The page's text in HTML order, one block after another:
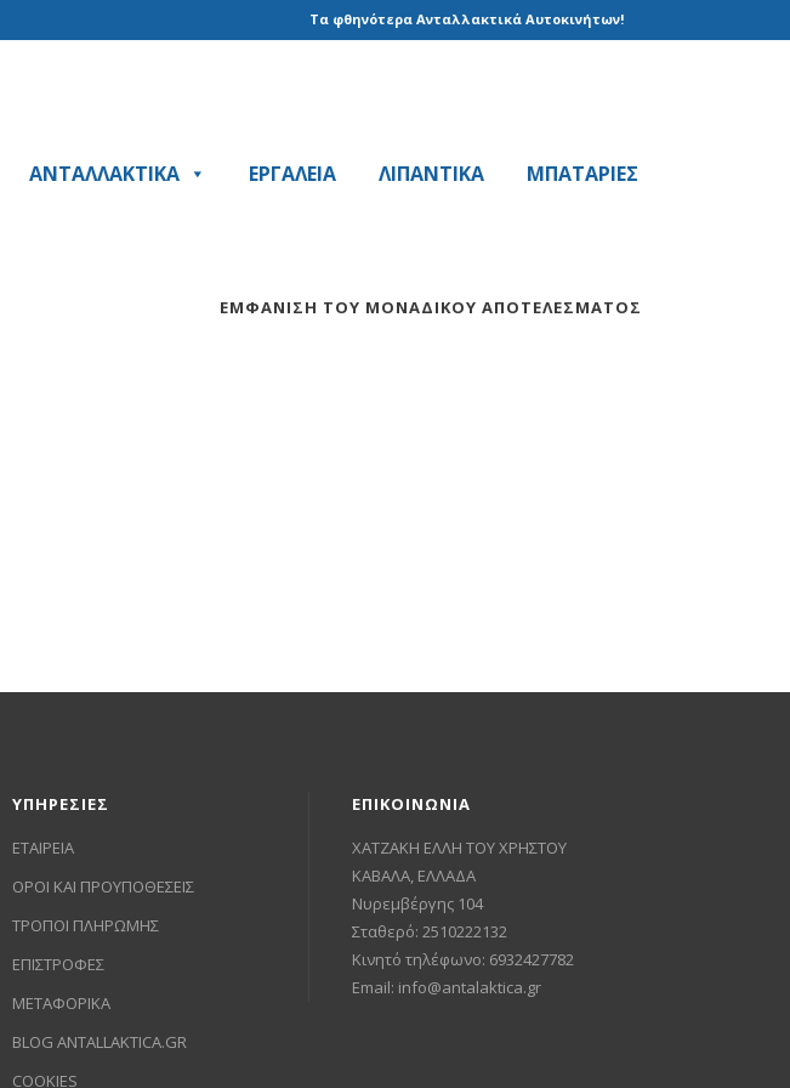
Τα φθηνότερα Ανταλλακτικά Αυτοκινήτων!
ΑΝΤΑΛΛΑΚΤΙΚΑ EPΓAΛΕΙΑ ΛΙΠΑΝΤΙΚΑ ΜΠΑΤΑΡΙΕΣ
ΕΜΦΆΝΙΣΗ ΤΟΥ ΜΟΝΑΔΙΚΟΎ ΑΠΟΤΕΛΈΣΜΑΤΟΣ
ΥΠΗΡΕΣΙΕΣ
ΕΤΑΙΡΕΙΑ
ΟΡΟΙ ΚΑΙ ΠΡΟΥΠΟΘΕΣΕΙΣ
ΤΡΟΠΟΙ ΠΛΗΡΩΜΗΣ
ΕΠΙΣΤΡΟΦΕΣ
ΜΕΤΑΦΟΡΙΚΑ
BLOG ANTALLAKTICA.GR
COOKIES
ΕΠΙΚΟΙΝΩΝΙΑ
ΧΑΤΖΑΚΗ ΕΛΛΗ ΤΟΥ ΧΡΗΣΤΟΥ
ΚΑΒΑΛΑ, ΕΛΛΑΔΑ
Νυρεμβέργης 104
Σταθερό: 2510222132
Κινητό τηλέφωνο: 6932427782
Email: info@antalaktica.gr